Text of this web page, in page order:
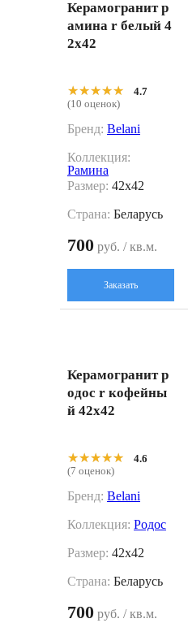
Керамогранит р
амина r белый 4
2x42
★★★★★
★★★★★
4.7
(10 оценок)
Бренд: Belani
Коллекция:
Рамина
Размер: 42x42
Страна: Беларусь
700 руб. / кв.м.
Заказать
Керамогранит р
одос r кофейны
й 42x42
★★★★★
★★★★★
4.6
(7 оценок)
Бренд: Belani
Коллекция: Родос
Размер: 42x42
Страна: Беларусь
700 руб. / кв.м.